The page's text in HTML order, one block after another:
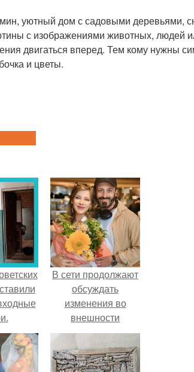
уютный дом с садовыми деревьями,
с изображениями животных, людей
двигаться вперед. Тем кому нужны
и цветы.
В сети продолжают
обсуждать
изменения во
внешности
актрисы.